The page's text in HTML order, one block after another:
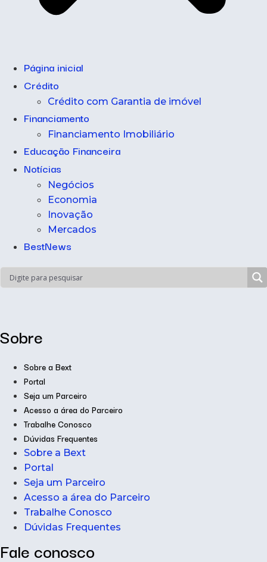
Página inicial
Crédito
Crédito com Garantia de imóvel
Financiamento
Financiamento Imobiliário
Educação Financeira
Notícias
Negócios
Economia
Inovação
Mercados
BestNews
Sobre
Sobre a Bext
Portal
Seja um Parceiro
Acesso a área do Parceiro
Trabalhe Conosco
Dúvidas Frequentes
Sobre a Bext
Portal
Seja um Parceiro
Acesso a área do Parceiro
Trabalhe Conosco
Dúvidas Frequentes
Fale conosco